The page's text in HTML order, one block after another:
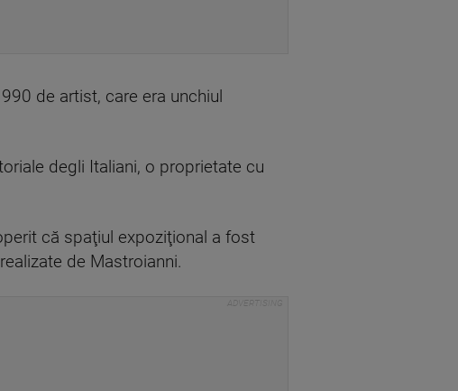
de artist, care era unchiul
degli Italiani, o proprietate cu
că spaţiul expoziţional a fost
de Mastroianni.